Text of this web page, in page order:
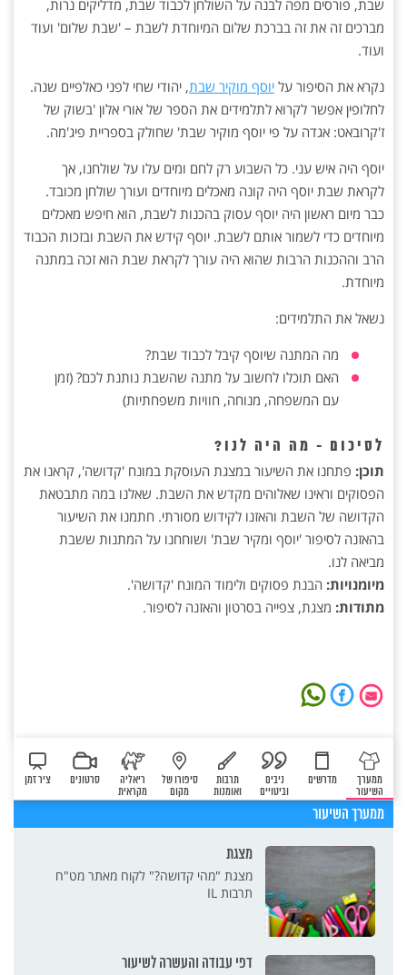
שבת, פורסים מפה לבנה על השולחן לכבוד שבת, מדליקים נרות,
מברכים זה את זה בברכת שלום המיוחדת לשבת – 'שבת שלום' ועוד
ועוד.
נקרא את הסיפור על יוסף מוקיר שבת, יהודי שחי לפני כאלפיים שנה.
לחלופין אפשר לקרוא לתלמידים את הספר של אורי אלון 'בשוק של
ז'קרובאט: אגדה על פי יוסף מוקיר שבת' שחולק בספריית פיג'מה.
יוסף היה איש עני. כל השבוע רק לחם ומים עלו על שולחנו, אך
לקראת שבת יוסף היה קונה מאכלים מיוחדים ועורך שולחן מכובד.
כבר מיום ראשון היה יוסף עסוק בהכנות לשבת, הוא חיפש מאכלים
מיוחדים כדי לשמור אותם לשבת. יוסף קידש את השבת ובזכות הכבוד
הרב וההכנות הרבות שהוא היה עורך לקראת שבת הוא זכה במתנה
מיוחדת.
נשאל את התלמידים:
מה המתנה שיוסף קיבל לכבוד שבת?
האם תוכלו לחשוב על מתנה שהשבת נותנת לכם? (זמן
עם המשפחה, מנוחה, חוויות משפחתיות)
לסיכום - מה היה לנו?
תוכן: פתחנו את השיעור במצגת העוסקת במונח 'קדושה', קראנו את
הפסוקים וראינו שאלוהים מקדש את השבת. שאלנו במה מתבטאת
הקדושה של השבת והאזנו לקידוש מסורתי. חתמנו את השיעור
בהאזנה לסיפור 'יוסף ומקיר שבת' ושוחחנו על המתנות ששבת
מביאה לנו.
מיומנויות: הבנת פסוקים ולימוד המונח 'קדושה'.
מתודות: מצגת, צפייה בסרטון והאזנה לסיפור.
ממערך
השיעור
מדרשים
ניבים
וביטויים
תרבות
ואומנות
סיפורו של
מקום
ריאליה
מקראית
סרטונים ציר זמן
ממערך השיעור
מצגת
מצגת "מהי קדושה?" לקוח מאתר מט"ח
תרבות IL
דפי עבודה והעשרה לשיעור